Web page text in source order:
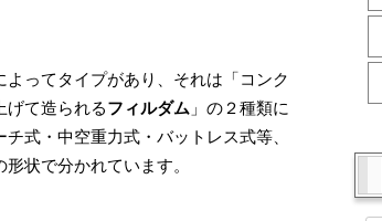
よってタイプがあり、それは「コンク
げて造られるフィルダム 」の２種類に
式・中空重力式・バットレス式等、
状で分かれています。